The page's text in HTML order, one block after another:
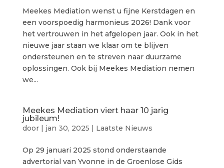
Meekes Mediation wenst u fijne Kerstdagen en
een voorspoedig harmonieus 2026! Dank voor
het vertrouwen in het afgelopen jaar. Ook in het
nieuwe jaar staan we klaar om te blijven
ondersteunen en te streven naar duurzame
oplossingen. Ook bij Meekes Mediation nemen
we...
Meekes Mediation viert haar 10 jarig
jubileum!
door jan 30, 2025 Laatste Nieuws
Op 29 januari 2025 stond onderstaande
advertorial van Yvonne in de Groenlose Gids